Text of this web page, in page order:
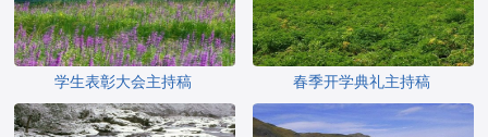
学生表彰大会主持稿 春季开学典礼主持稿